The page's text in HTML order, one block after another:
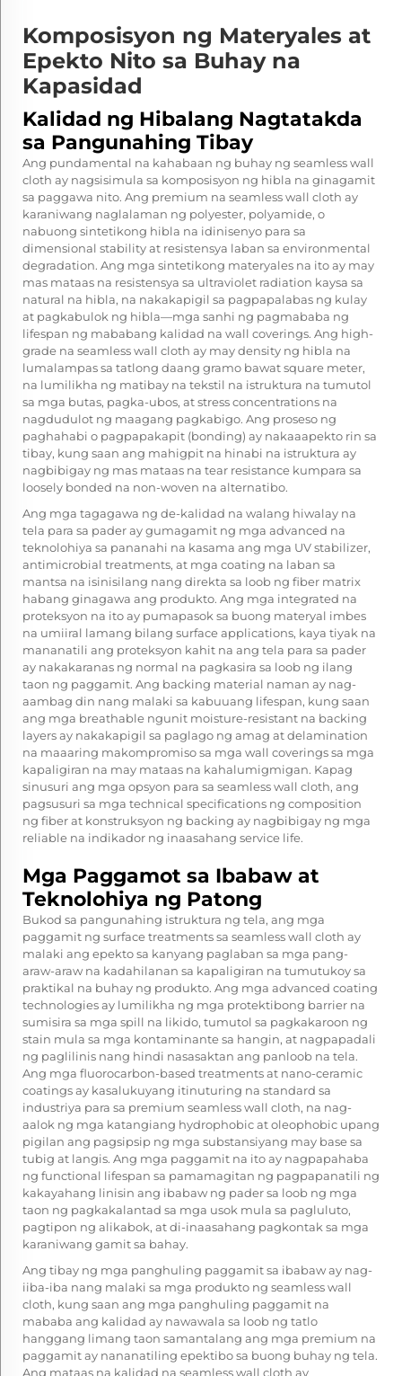
Komposisyon ng Materyales at
Epekto Nito sa Buhay na
Kapasidad
Kalidad ng Hibalang Nagtatakda
sa Pangunahing Tibay
Ang pundamental na kahabaan ng buhay ng seamless wall
cloth ay nagsisimula sa komposisyon ng hibla na ginagamit
sa paggawa nito. Ang premium na seamless wall cloth ay
karaniwang naglalaman ng polyester, polyamide, o
nabuong sintetikong hibla na idinisenyo para sa
dimensional stability at resistensya laban sa environmental
degradation. Ang mga sintetikong materyales na ito ay may
mas mataas na resistensya sa ultraviolet radiation kaysa sa
natural na hibla, na nakakapigil sa pagpapalabas ng kulay
at pagkabulok ng hibla—mga sanhi ng pagmababa ng
lifespan ng mababang kalidad na wall coverings. Ang high-
grade na seamless wall cloth ay may density ng hibla na
lumalampas sa tatlong daang gramo bawat square meter,
na lumilikha ng matibay na tekstil na istruktura na tumutol
sa mga butas, pagka-ubos, at stress concentrations na
nagdudulot ng maagang pagkabigo. Ang proseso ng
paghahabi o pagpapakapit (bonding) ay nakaaapekto rin sa
tibay, kung saan ang mahigpit na hinabi na istruktura ay
nagbibigay ng mas mataas na tear resistance kumpara sa
loosely bonded na non-woven na alternatibo.
Ang mga tagagawa ng de-kalidad na walang hiwalay na
tela para sa pader ay gumagamit ng mga advanced na
teknolohiya sa pananahi na kasama ang mga UV stabilizer,
antimicrobial treatments, at mga coating na laban sa
mantsa na isinisilang nang direkta sa loob ng fiber matrix
habang ginagawa ang produkto. Ang mga integrated na
proteksyon na ito ay pumapasok sa buong materyal imbes
na umiiral lamang bilang surface applications, kaya tiyak na
mananatili ang proteksyon kahit na ang tela para sa pader
ay nakakaranas ng normal na pagkasira sa loob ng ilang
taon ng paggamit. Ang backing material naman ay nag-
aambag din nang malaki sa kabuuang lifespan, kung saan
ang mga breathable ngunit moisture-resistant na backing
layers ay nakakapigil sa paglago ng amag at delamination
na maaaring makompromiso sa mga wall coverings sa mga
kapaligiran na may mataas na kahalumigmigan. Kapag
sinusuri ang mga opsyon para sa seamless wall cloth, ang
pagsusuri sa mga technical specifications ng composition
ng fiber at konstruksyon ng backing ay nagbibigay ng mga
reliable na indikador ng inaasahang service life.
Mga Paggamot sa Ibabaw at
Teknolohiya ng Patong
Bukod sa pangunahing istruktura ng tela, ang mga
paggamit ng surface treatments sa seamless wall cloth ay
malaki ang epekto sa kanyang paglaban sa mga pang-
araw-araw na kadahilanan sa kapaligiran na tumutukoy sa
praktikal na buhay ng produkto. Ang mga advanced coating
technologies ay lumilikha ng mga protektibong barrier na
sumisira sa mga spill na likido, tumutol sa pagkakaroon ng
stain mula sa mga kontaminante sa hangin, at nagpapadali
ng paglilinis nang hindi nasasaktan ang panloob na tela.
Ang mga fluorocarbon-based treatments at nano-ceramic
coatings ay kasalukuyang itinuturing na standard sa
industriya para sa premium seamless wall cloth, na nag-
aalok ng mga katangiang hydrophobic at oleophobic upang
pigilan ang pagsipsip ng mga substansiyang may base sa
tubig at langis. Ang mga paggamit na ito ay nagpapahaba
ng functional lifespan sa pamamagitan ng pagpapanatili ng
kakayahang linisin ang ibabaw ng pader sa loob ng mga
taon ng pagkakalantad sa mga usok mula sa pagluluto,
pagtipon ng alikabok, at di-inaasahang pagkontak sa mga
karaniwang gamit sa bahay.
Ang tibay ng mga panghuling paggamit sa ibabaw ay nag-
iiba-iba nang malaki sa mga produkto ng seamless wall
cloth, kung saan ang mga panghuling paggamit na
mababa ang kalidad ay nawawala sa loob ng tatlo
hanggang limang taon samantalang ang mga premium na
paggamit ay nananatiling epektibo sa buong buhay ng tela.
Ang mataas na kalidad na seamless wall cloth ay